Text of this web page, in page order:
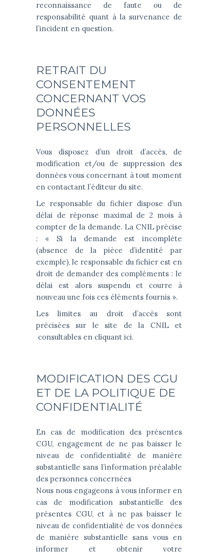
reconnaissance de faute ou de
responsabilité quant à la survenance de
l’incident en question.
RETRAIT DU
CONSENTEMENT
CONCERNANT VOS
DONNÉES
PERSONNELLES
Vous disposez d’un droit d’accès, de
modification et/ou de suppression des
données vous concernant à tout moment
en contactant l’éditeur du site.
Le responsable du fichier dispose d’un
délai de réponse maximal de 2 mois à
compter de la demande. La CNIL précise
: « Si la demande est incomplète
(absence de la pièce d’identité par
exemple), le responsable du fichier est en
droit de demander des compléments : le
délai est alors suspendu et courre à
nouveau une fois ces éléments fournis ».
Les limites au droit d’accès sont
précisées sur le site de la CNIL et
consultables en cliquant ici.
MODIFICATION DES CGU
ET DE LA POLITIQUE DE
CONFIDENTIALITÉ
En cas de modification des présentes
CGU, engagement de ne pas baisser le
niveau de confidentialité de manière
substantielle sans l’information préalable
des personnes concernées
Nous nous engageons à vous informer en
cas de modification substantielle des
présentes CGU, et à ne pas baisser le
niveau de confidentialité de vos données
de manière substantielle sans vous en
informer et obtenir votre